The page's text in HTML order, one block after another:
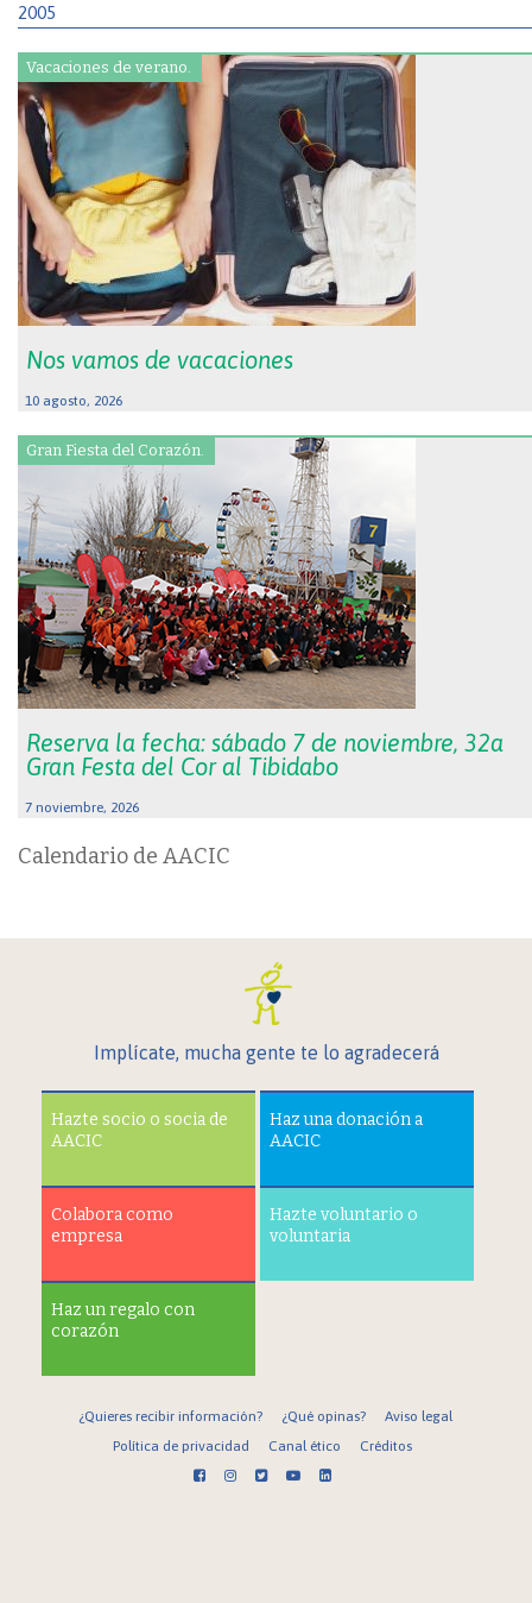
2005
Vacaciones de verano.
Nos vamos de vacaciones
10 agosto, 2026
Gran Fiesta del Corazón.
Reserva la fecha: sábado 7 de noviembre, 32a
Gran Festa del Cor al Tibidabo
7 noviembre, 2026
Calendario de AACIC
Implícate, mucha gente te lo agradecerá
Hazte socio o socia de
AACIC
Haz una donación a
AACIC
Colabora como
empresa
Hazte voluntario o
voluntaria
Haz un regalo con
corazón
¿Quieres recibir información? ¿Qué opinas?
Aviso legal
Política de privacidad
Canal ético Créditos